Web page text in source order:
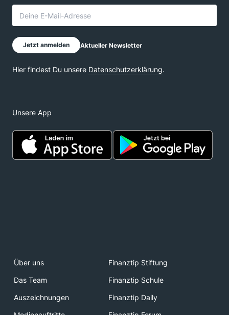
Unsere App
Über uns
Finanztip Stiftung
Das Team
Finanztip Schule
Auszeichnungen
Finanztip Daily